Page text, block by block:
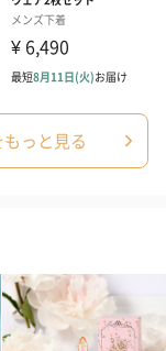
ブドフラワーを同
っと見る